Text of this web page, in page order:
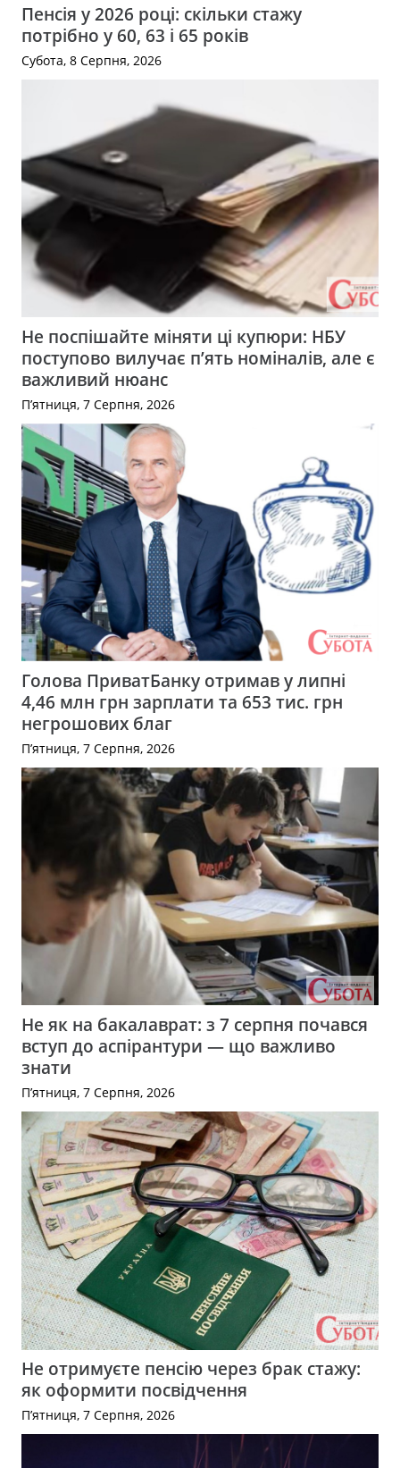
Пенсія у 2026 році: скільки стажу
потрібно у 60, 63 і 65 років
Субота, 8 Серпня, 2026
Не поспішайте міняти ці купюри: НБУ
поступово вилучає п’ять номіналів, але є
важливий нюанс
П’ятниця, 7 Серпня, 2026
Голова ПриватБанку отримав у липні
4,46 млн грн зарплати та 653 тис. грн
негрошових благ
П’ятниця, 7 Серпня, 2026
Не як на бакалаврат: з 7 серпня почався
вступ до аспірантури — що важливо
знати
П’ятниця, 7 Серпня, 2026
Не отримуєте пенсію через брак стажу:
як оформити посвідчення
П’ятниця, 7 Серпня, 2026